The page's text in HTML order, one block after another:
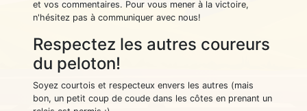
et vos commentaires. Pour vous mener à la victoire,
n'hésitez pas à communiquer avec nous!
Respectez les autres coureurs
du peloton!
Soyez courtois et respecteux envers les autres (mais
bon, un petit coup de coude dans les côtes en prenant un